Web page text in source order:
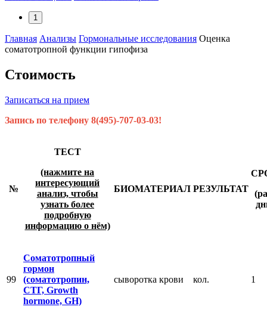
1
Главная Анализы Гормональные исследования Оценка
соматотропной функции гипофиза
Стоимость
Записаться на прием
Запись по телефону 8(495)-707-03-03!
№
ТЕСТ
(нажмите на
интересующий
анализ, чтобы
узнать более
подробную
информацию о нём)
БИОМАТЕРИАЛ РЕЗУЛЬТАТ
99
Соматотропный
гормон
(соматотропин,
СТГ, Growth
hormone, GH)
сыворотка крови кол. 1